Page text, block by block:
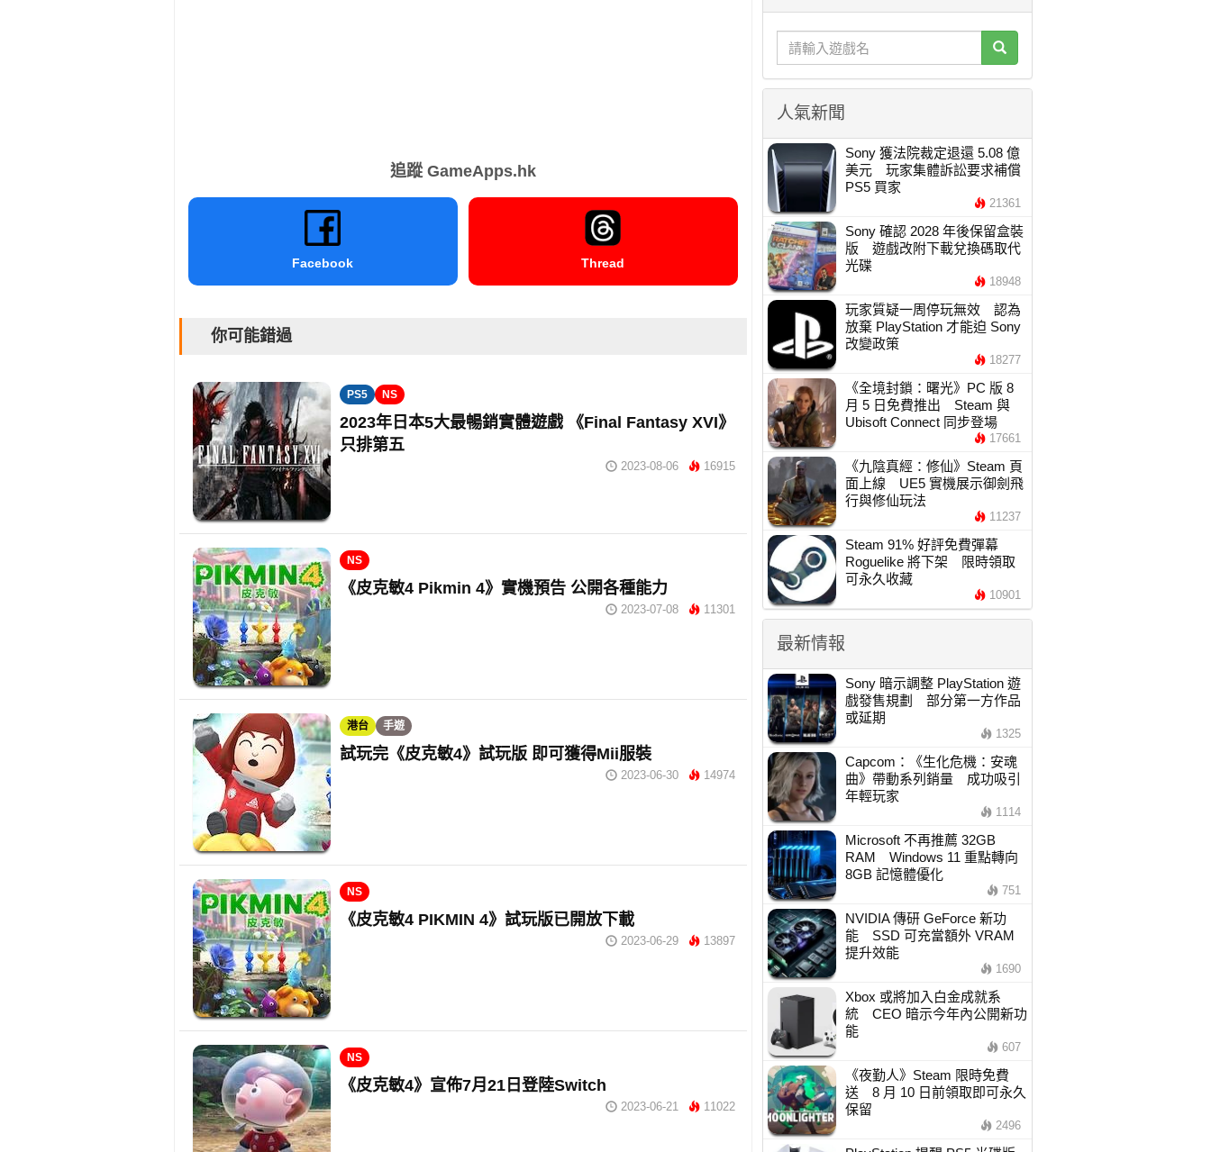
追蹤 GameApps.hk
Facebook Thread
你可能錯過
PS5 NS
2023年日本5大最暢銷實體遊戲 《Final Fantasy XVI》
只排第五
2023-08-06 16915
NS
《皮克敏4 Pikmin 4》實機預告 公開各種能力
2023-07-08 11301
港台 手遊
試玩完《皮克敏4》試玩版 即可獲得Mii服裝
2023-06-30 14974
NS
《皮克敏4 PIKMIN 4》試玩版已開放下載
2023-06-29 13897
NS
《皮克敏4》宣佈7月21日登陸Switch
2023-06-21 11022
人氣新聞
Sony 獲法院裁定退還 5.08 億
美元 玩家集體訴訟要求補償
PS5 買家
21361
Sony 確認 2028 年後保留盒裝
版 遊戲改附下載兌換碼取代
光碟
18948
玩家質疑一周停玩無效 認為
放棄 PlayStation 才能迫 Sony
改變政策
18277
《全境封鎖：曙光》PC 版 8
月 5 日免費推出 Steam 與
Ubisoft Connect 同步登場
17661
《九陰真經：修仙》Steam 頁
面上線 UE5 實機展示御劍飛
行與修仙玩法
11237
Steam 91% 好評免費彈幕
Roguelike 將下架 限時領取
可永久收藏
10901
最新情報
Sony 暗示調整 PlayStation 遊
戲發售規劃 部分第一方作品
或延期
1325
Capcom：《生化危機：安魂
曲》帶動系列銷量 成功吸引
年輕玩家
1114
Microsoft 不再推薦 32GB
RAM Windows 11 重點轉向
8GB 記憶體優化
751
NVIDIA 傳研 GeForce 新功
能 SSD 可充當額外 VRAM
提升效能
1690
Xbox 或將加入白金成就系
統 CEO 暗示今年內公開新功
能
607
《夜勤人》Steam 限時免費
送 8 月 10 日前領取即可永久
保留
2496